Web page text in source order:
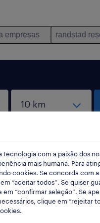
empresas randstad
da Feira,
tecnologia com a paixão dos
mais humana. Para
cookies. Se concorda com a
“aceitar todos”. Se quiser
“confirmar seleção”. Se
clique em “rejeitar